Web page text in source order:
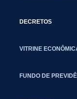
DECRETOS
VITRINE
FUNDO DE